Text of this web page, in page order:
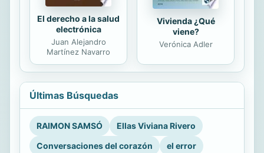
El derecho a la salud
electrónica
Juan Alejandro
Martínez Navarro
Vivienda ¿Qué
viene?
Verónica Adler
Últimas Búsquedas
RAIMON SAMSÓ
Ellas Viviana Rivero
Conversaciones del corazón
el error